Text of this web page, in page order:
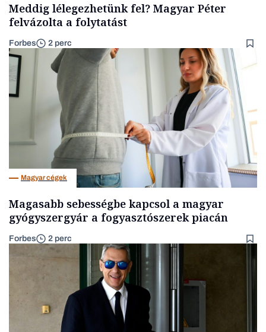
Meddig lélegezhetünk fel? Magyar Péter
felvázolta a folytatást
Forbes 2 perc
Magyar cégek
Magasabb sebességbe kapcsol a magyar
gyógyszergyár a fogyasztószerek piacán
Forbes 2 perc